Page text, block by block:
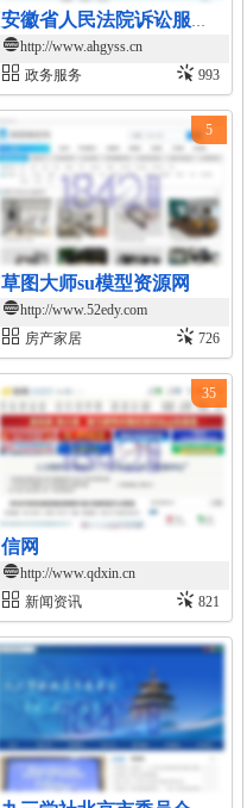
安徽省人民法院诉讼服务在线平台
http://www.ahgyss.cn
政务服务
993
草图大师su模型资源网
http://www.52edy.com
房产家居
726
5
信网
http://www.qdxin.cn
新闻资讯
821
35